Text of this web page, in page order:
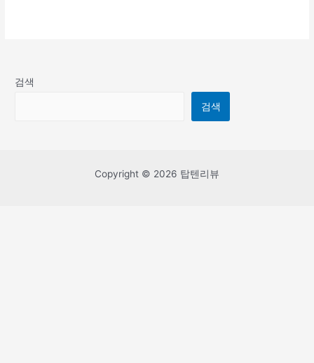
검색
검색
Copyright © 2026 탑텐리뷰